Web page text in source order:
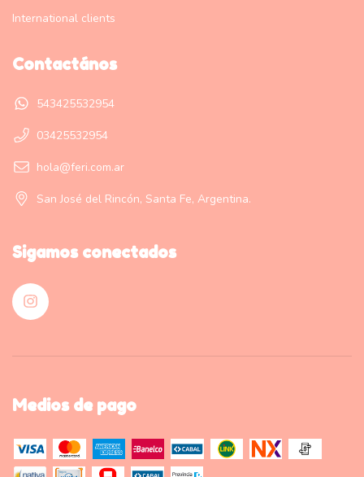
International clients
Contactános
543425532954
03425532954
hola@feri.com.ar
San José del Rincón, Santa Fe, Argentina.
Sigamos conectados
Medios de pago